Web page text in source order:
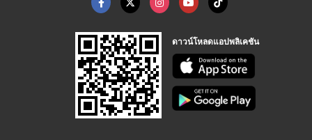
ดาวน์โหลดแอปพลิเคชัน